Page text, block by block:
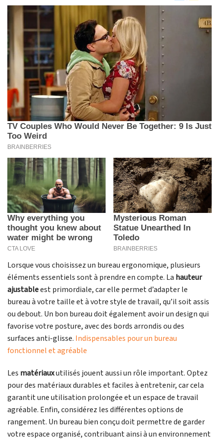
Lorsque vous choisissez un bureau ergonomique, plusieurs
éléments essentiels sont à prendre en compte. La hauteur
ajustableest primordiale, car elle permet d’adapter le
bureau à votre taille et à votre style de travail, qu’il soit assis
ou debout. Un bon bureau doit également avoir un design qui
favorise votre posture, avec des bords arrondis ou des
surfaces anti-glisse. Indispensables pour un bureau
fonctionnel et agréable
Les matériauxutilisés jouent aussi un rôle important. Optez
pour des matériaux durables et faciles à entretenir, car cela
garantit une utilisation prolongée et un espace de travail
agréable. Enfin, considérez les différentes options de
rangement. Un bureau bien conçu doit permettre de garder
votre espace organisé, contribuant ainsi à un environnement